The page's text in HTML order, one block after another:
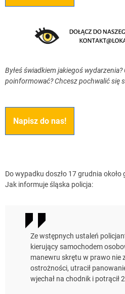
Byłeś świadkiem jakiegoś
poinformować? Chcesz pochwalić się
Napisz do nas!
Do wypadku doszło 17 grudnia
Jak informuje śląska policja:
Ze wstępnych ustaleń
kierujący samochodem
manewru skrętu w prawo nie
ostrożności, utracił
wjechał na chodnik i potrącił